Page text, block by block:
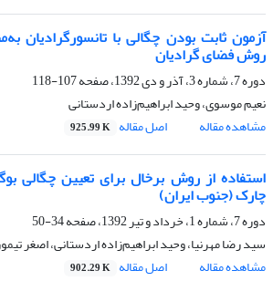
آزمون ثابت بودن چگالی با تانسورگرادیان
روش فضای گرادیان
دوره 7، شماره 3، آذر و دی 1392، صفحه
107-118
نعیم موسوی، وحید ابراهیم‌‌زاده اردستانی
مشاهده مقاله
اصل مقاله 925.99 K
استفاده از روش برخال‌‌ برای تعیین چگالی
چارک (جنوب ایران)
دوره 7، شماره 1، خرداد و تیر 1392، صفحه
34-50
سید رضا مهرنیا، وحید ابراهیم‌‌زاده اردستانی، اصغر
مشاهده مقاله
اصل مقاله 902.29 K